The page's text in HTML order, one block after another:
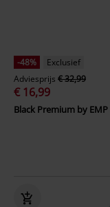
-48%
Exclusief
Adviesprijs € 32,99
€ 16,99
Black Premium by EMP